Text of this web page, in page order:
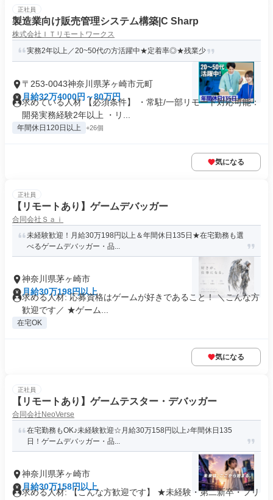
正社員
製造業向け販売管理システム構築|C Sharp
株式会社ＩＴリモートワークス
実務2年以上／20~50代の方活躍中★定着率◎★残業少
〒253-0043神奈川県茅ヶ崎市元町
月給32万4000円～80万円
求めている人材 【必須条件】 ・常駐/一部リモート対応可能：
開発実務経験2年以上 ・リ...
年間休日120日以上 +26個
気になる
正社員
【リモートあり】ゲームデバッガー
合同会社Ｓａｉ
未経験歓迎！月給30万198円以上＆年間休日135日★在宅勤務も選
べるゲームデバッガー・品...
神奈川県茅ヶ崎市
月給30万198円以上
求める人材: 応募資格はゲームが好きであること！ ＼こんな方
歓迎です／ ★ゲーム...
在宅OK
気になる
正社員
【リモートあり】ゲームテスター・デバッガー
合同会社NeoVerse
在宅勤務もOK♪未経験歓迎☆月給30万158円以上♪年間休日135
日！ゲームデバッガー・品...
神奈川県茅ヶ崎市
月給30万158円以上
求める人材: 【こんな方歓迎です】 ★未経験・第二新卒・フリ